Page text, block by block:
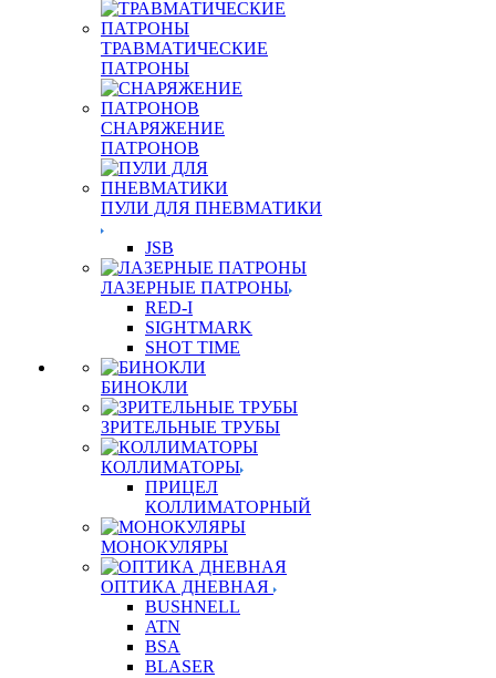
ТРАВМАТИЧЕСКИЕ
ПАТРОНЫ
СНАРЯЖЕНИЕ
ПАТРОНОВ
ПУЛИ ДЛЯ ПНЕВМАТИКИ
JSB
ЛАЗЕРНЫЕ ПАТРОНЫ
RED-I
SIGHTMARK
SHOT TIME
БИНОКЛИ
ЗРИТЕЛЬНЫЕ ТРУБЫ
КОЛЛИМАТОРЫ
ПРИЦЕЛ
КОЛЛИМАТОРНЫЙ
МОНОКУЛЯРЫ
ОПТИКА ДНЕВНАЯ
BUSHNELL
ATN
BSA
BLASER